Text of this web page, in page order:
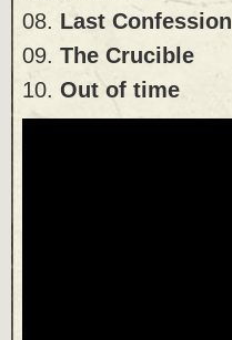
08. Last Confession
09. The Crucible
10. Out of time